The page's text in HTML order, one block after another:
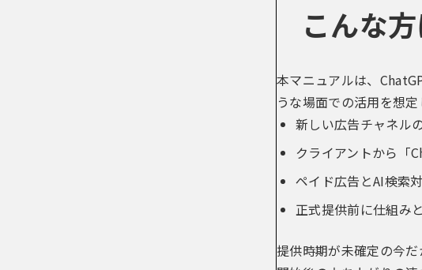
こんな
本マニュアルは、
うな場面での活用を想定
新しい広告チャネル
クライアントから「
ペイド広告とAI検索
正式提供前に仕組み
提供時期が未確定の今